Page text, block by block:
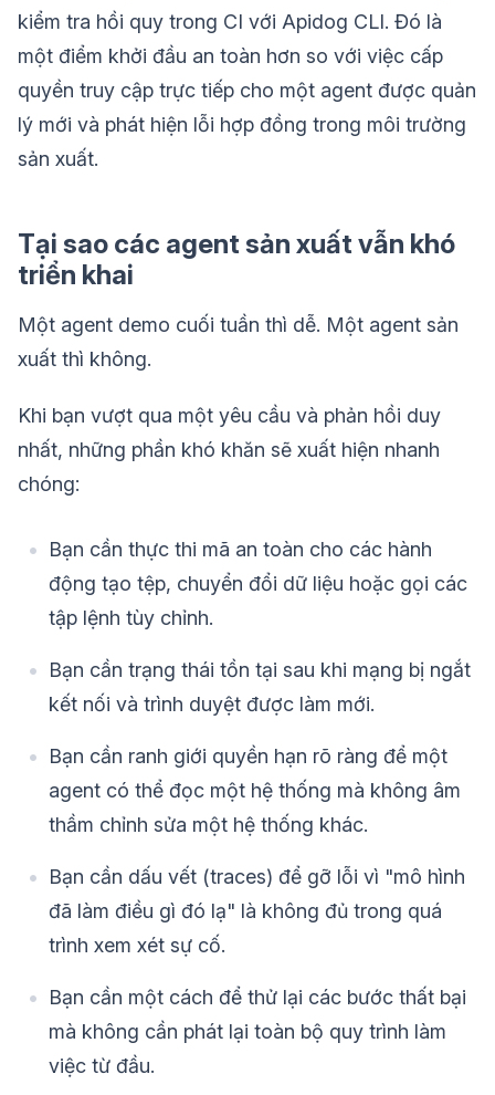
kiểm tra hồi quy trong CI với Apidog CLI. Đó là
một điểm khởi đầu an toàn hơn so với việc cấp
quyền truy cập trực tiếp cho một agent được quản
lý mới và phát hiện lỗi hợp đồng trong môi trường
sản xuất.
Tại sao các agent sản xuất vẫn khó
triển khai
Một agent demo cuối tuần thì dễ. Một agent sản
xuất thì không.
Khi bạn vượt qua một yêu cầu và phản hồi duy
nhất, những phần khó khăn sẽ xuất hiện nhanh
chóng:
Bạn cần thực thi mã an toàn cho các hành
động tạo tệp, chuyển đổi dữ liệu hoặc gọi các
tập lệnh tùy chỉnh.
Bạn cần trạng thái tồn tại sau khi mạng bị ngắt
kết nối và trình duyệt được làm mới.
Bạn cần ranh giới quyền hạn rõ ràng để một
agent có thể đọc một hệ thống mà không âm
thầm chỉnh sửa một hệ thống khác.
Bạn cần dấu vết (traces) để gỡ lỗi vì "mô hình
đã làm điều gì đó lạ" là không đủ trong quá
trình xem xét sự cố.
Bạn cần một cách để thử lại các bước thất bại
mà không cần phát lại toàn bộ quy trình làm
việc từ đầu.